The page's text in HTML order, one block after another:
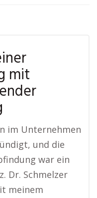
mit
im Unternehmen
und die
war ein
Dr. Schmelzer
meinem